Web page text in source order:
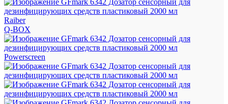
Raiber
Q-BOX
Powerscreen